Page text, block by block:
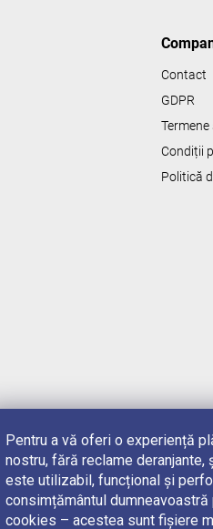
Pentru a vă oferi o experiență
nostru, fără reclame
este utilizabil, funcțional și
consimțământul
cookies – acestea sunt fișiere
Contact
GDPR
Condiții
Politică